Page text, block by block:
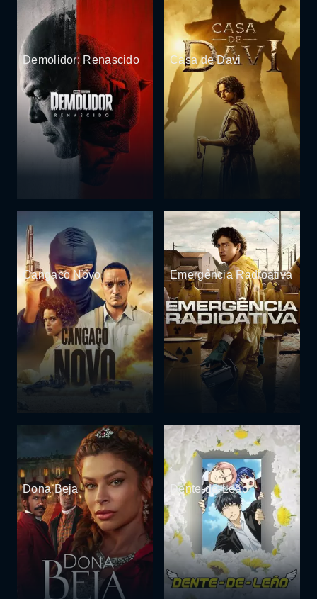
Demolidor: Renascido Casa de Davi
Cangaco Novo Emergência Radioativa
Dona Beja Dente-de-Leão